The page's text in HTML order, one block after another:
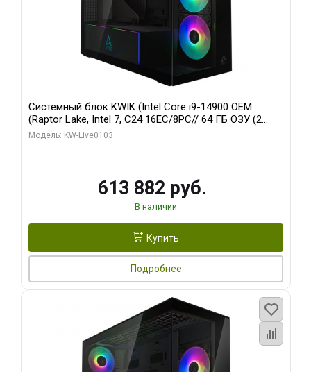
Системный блок KWIK (Intel Core i9-14900 OEM
(Raptor Lake, Intel 7, C24 16EC/8PC// 64 ГБ ОЗУ (2
модуля)/ Afox RTX4090 24GB GDDR6X 384-Bit 3xDP
Модель: KW-Live0103
613 882 руб.
В наличии
Купить
Подробнее